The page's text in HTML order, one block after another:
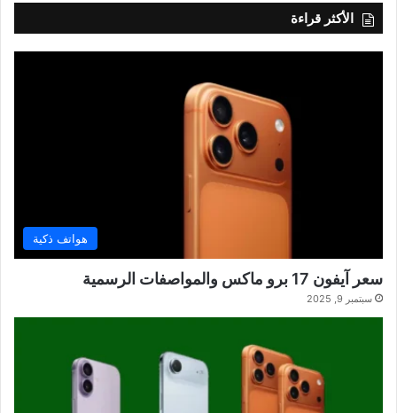
الأكثر قراءة
هواتف ذكية
سعر آيفون 17 برو ماكس والمواصفات الرسمية
سبتمبر 9, 2025